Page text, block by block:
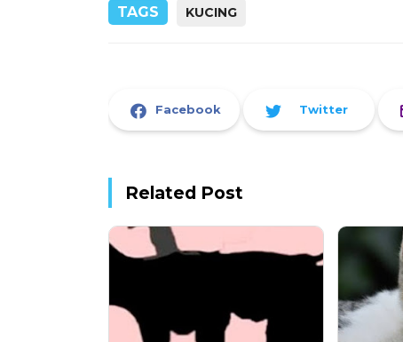
TAGS KUCING
Facebook Twitter
Related Post